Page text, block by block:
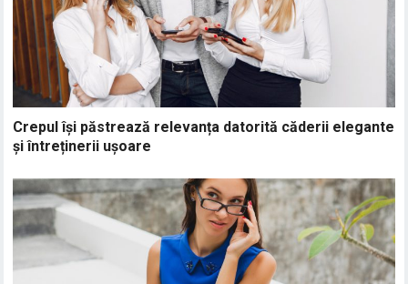
Crepul își păstrează relevanța datorită căderii elegante
și întreținerii ușoare